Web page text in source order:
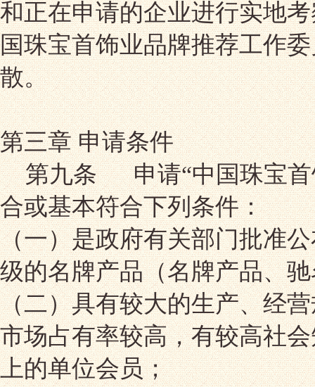
和正在申请的企业进行实地
国珠宝首饰业品牌推荐工作
散。
第三章 申请条件
第九条 申请“中国珠宝首
合或基本符合下列条件：
（一）是政府有关部门批准
级的名牌产品（名牌产品、
（二）具有较大的生产、经
市场占有率较高，有较高社
上的单位会员；